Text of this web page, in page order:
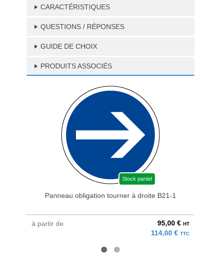
CARACTÉRISTIQUES
QUESTIONS / RÉPONSES
GUIDE DE CHOIX
PRODUITS ASSOCIÉS
Stock partiel
Panneau obligation tourner à droite B21-1
à partir de 95,00 € HT
114,00 € TTC